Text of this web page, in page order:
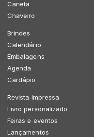
Caneta
Chaveiro
Brindes
Calendário
Embalagens
Agenda
Cardápio
Revista Impressa
Livro personalizado
Feiras e eventos
Lançamentos